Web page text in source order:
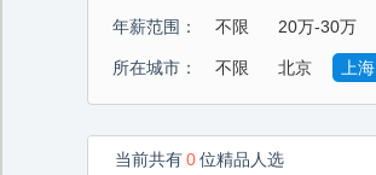
年薪范围： 不限 20万-30万
所在城市： 不限 北京 上海
当前共有0位精品人选